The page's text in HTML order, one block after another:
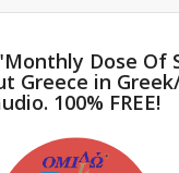
Dose Of
Greece in
100% FREE!